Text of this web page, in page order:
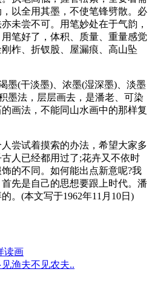
以全用其墨，不使笔锋劈散。必
未尝不可。用笔妙处在于气韵，
笔好了，体积、质量、重量感觉
柞、折钗股、屋漏痕、高山坠
(干淡墨)、浓墨(湿深墨)、淡墨
墨法，层层画去，是潘老、可染
画法，不能同山水画中的那样复
试着摸索的办法，希望大家多
人已经都用过了;花卉又不依时
的不同。如何能出点新意呢?我
先是自己的思想要跟上时代。潘
。(本文写于1962年11月10日)
读画
渔夫不见农夫..